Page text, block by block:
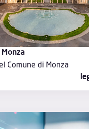
Comune di Monza